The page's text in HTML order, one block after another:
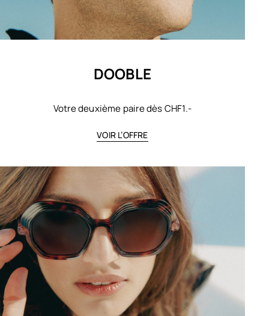
DOOBLE
Votre deuxième paire dès CHF1.-
VOIR L’OFFRE